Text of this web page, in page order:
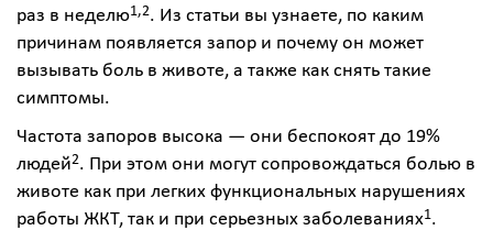
раз в неделю1,2. Из статьи вы узнаете, по каким
причинам появляется запор и почему он может
вызывать боль в животе, а также как снять такие
симптомы.
Частота запоров высока — они беспокоят до 19%
людей2. При этом они могут сопровождаться болью в
животе как при легких функциональных нарушениях
работы ЖКТ, так и при серьезных заболеваниях1.